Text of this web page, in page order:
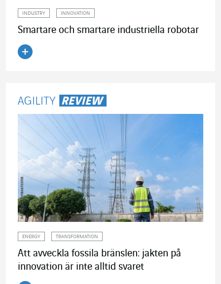
INDUSTRY INNOVATION
Smartare och smartare industriella robotar
ENERGY TRANSFORMATION
Att avveckla fossila bränslen: jakten på
innovation är inte alltid svaret